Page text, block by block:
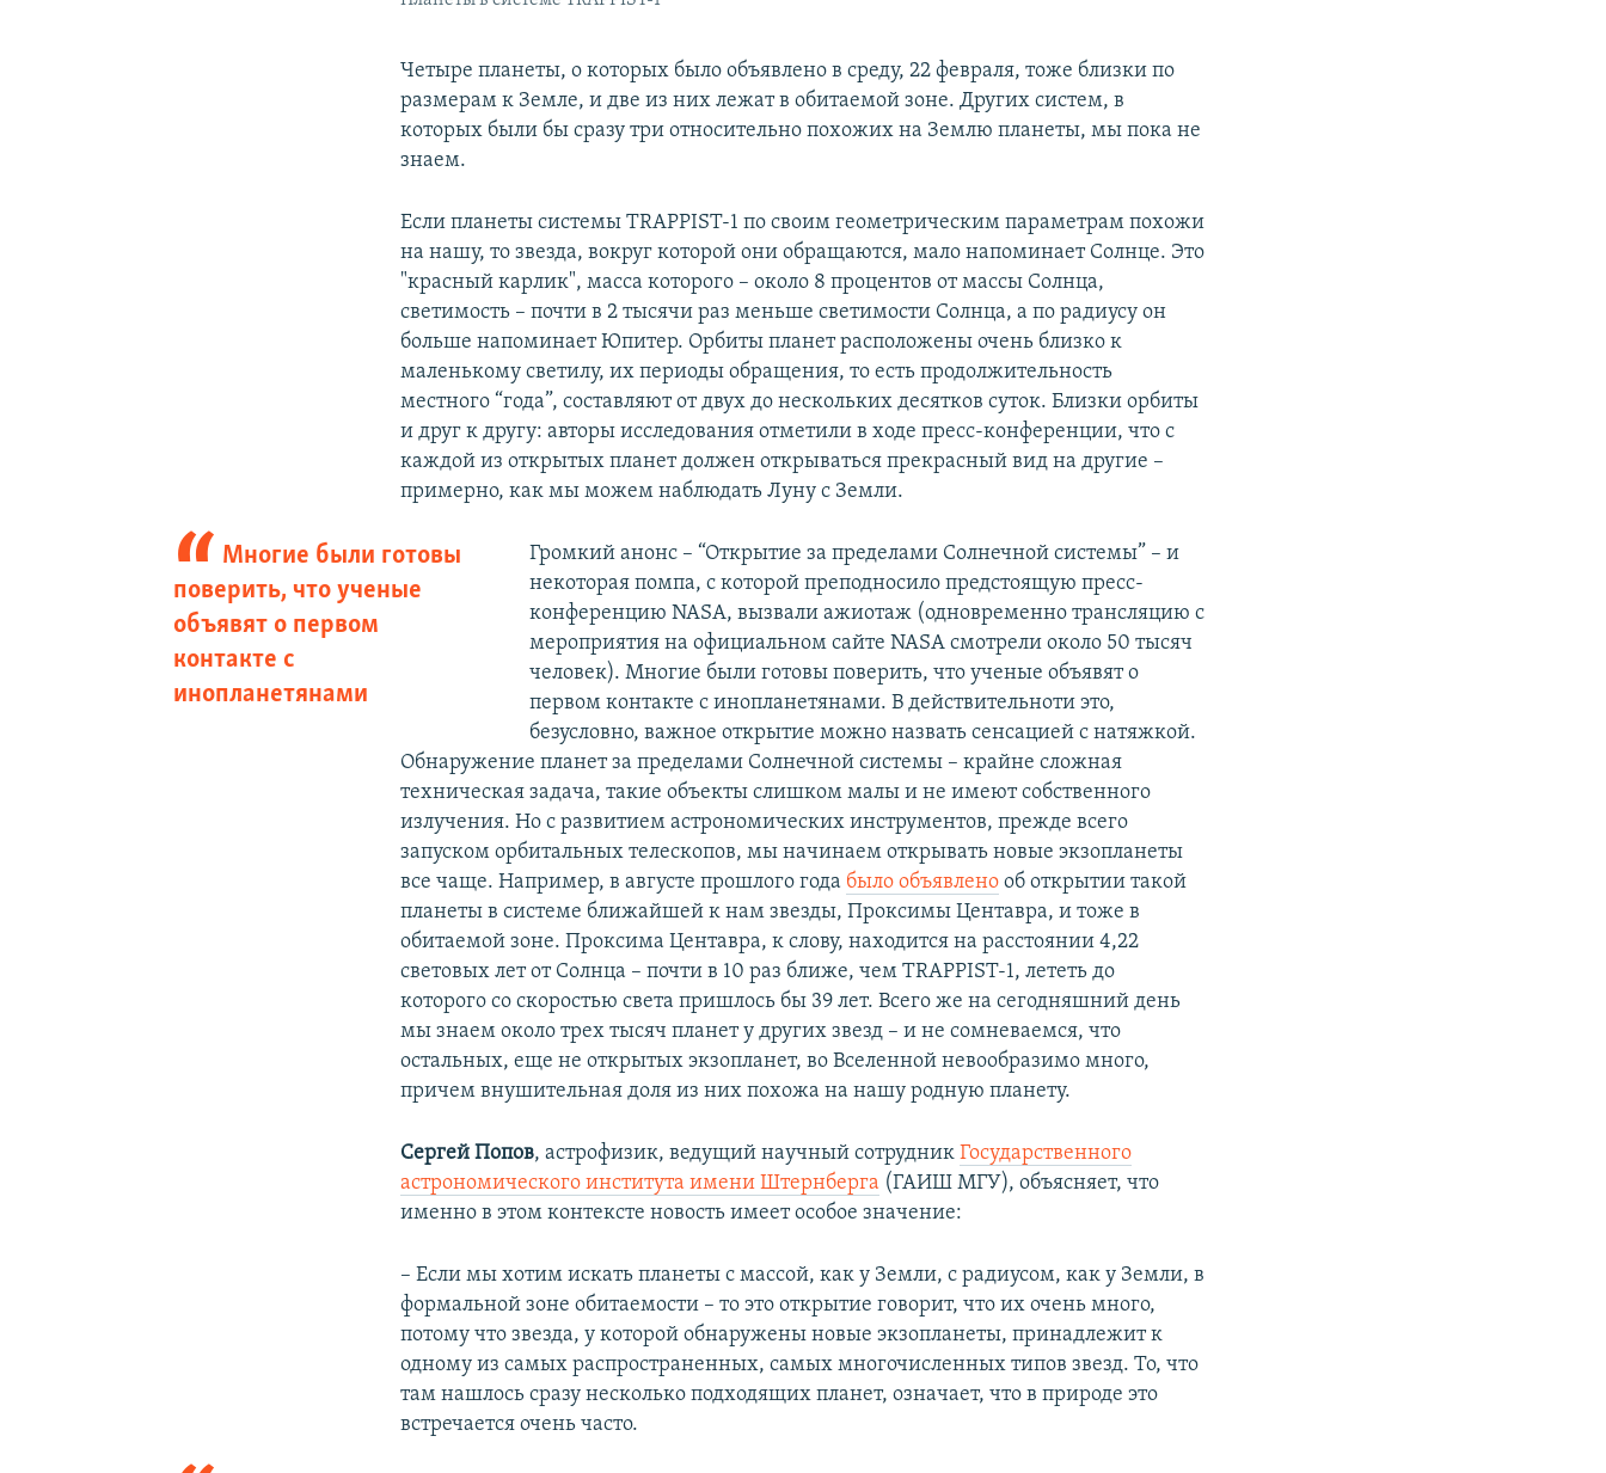
Четыре планеты, о которых было объявлено в среду, 22 февраля, тоже близки по
размерам к Земле, и две из них лежат в обитаемой зоне. Других систем, в
которых были бы сразу три относительно похожих на Землю планеты, мы пока не
знаем.
Если планеты системы TRAPPIST-1 по своим геометрическим параметрам похожи
на нашу, то звезда, вокруг которой они обращаются, мало напоминает Солнце. Это
"красный карлик", масса которого – около 8 процентов от массы Солнца,
светимость – почти в 2 тысячи раз меньше светимости Солнца, а по радиусу он
больше напоминает Юпитер. Орбиты планет расположены очень близко к
маленькому светилу, их периоды обращения, то есть продолжительность
местного “года”, составляют от двух до нескольких десятков суток. Близки орбиты
и друг к другу: авторы исследования отметили в ходе пресс-конференции, что с
каждой из открытых планет должен открываться прекрасный вид на другие –
примерно, как мы можем наблюдать Луну с Земли.
Многие были готовы
поверить, что ученые
объявят о первом
контакте с
инопланетянами
Громкий анонс – “Открытие за пределами Солнечной системы” – и
некоторая помпа, с которой преподносило предстоящую пресс-
конференцию NASA, вызвали ажиотаж (одновременно трансляцию с
мероприятия на официальном сайте NASA смотрели около 50 тысяч
человек). Многие были готовы поверить, что ученые объявят о
первом контакте с инопланетянами. В действительноти это,
безусловно, важное открытие можно назвать сенсацией с натяжкой.
Обнаружение планет за пределами Солнечной системы – крайне сложная
техническая задача, такие объекты слишком малы и не имеют собственного
излучения. Но с развитием астрономических инструментов, прежде всего
запуском орбитальных телескопов, мы начинаем открывать новые экзопланеты
все чаще. Например, в августе прошлого года было объявлено об открытии такой
планеты в системе ближайшей к нам звезды, Проксимы Центавра, и тоже в
обитаемой зоне. Проксима Центавра, к слову, находится на расстоянии 4,22
световых лет от Солнца – почти в 10 раз ближе, чем TRAPPIST-1, лететь до
которого со скоростью света пришлось бы 39 лет. Всего же на сегодняшний день
мы знаем около трех тысяч планет у других звезд – и не сомневаемся, что
остальных, еще не открытых экзопланет, во Вселенной невообразимо много,
причем внушительная доля из них похожа на нашу родную планету.
Сергей Попов, астрофизик, ведущий научный сотрудникГосударственного
астрономического института имени Штернберга (ГАИШ МГУ), объясняет, что
именно в этом контексте новость имеет особое значение:
– Если мы хотим искать планеты с массой, как у Земли, с радиусом, как у Земли, в
формальной зоне обитаемости – то это открытие говорит, что их очень много,
потому что звезда, у которой обнаружены новые экзопланеты, принадлежит к
одному из самых распространенных, самых многочисленных типов звезд. То, что
там нашлось сразу несколько подходящих планет, означает, что в природе это
встречается очень часто.